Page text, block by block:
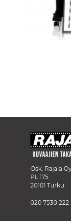
of
images
gallery
Osk. Rajala
PL 175
20101 Turku
020 7530 222